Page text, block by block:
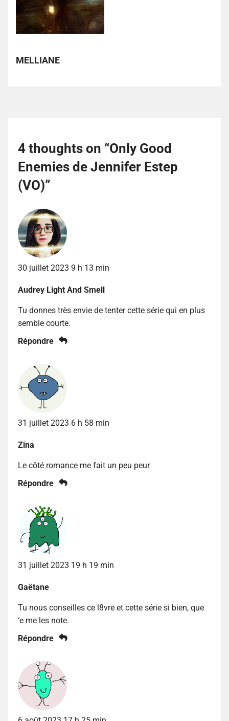
MELLIANE
4 thoughts on “Only Good
Enemies de Jennifer Estep
(VO)”
30 juillet 2023 9 h 13 min
Audrey Light And Smell
Tu donnes très envie de tenter cette série qui en plus
semble courte.
Répondre
31 juillet 2023 6 h 58 min
Zina
Le côté romance me fait un peu peur
Répondre
31 juillet 2023 19 h 19 min
Gaëtane
Tu nous conseilles ce l8vre et cette série si bien, que
‘e me les note.
Répondre